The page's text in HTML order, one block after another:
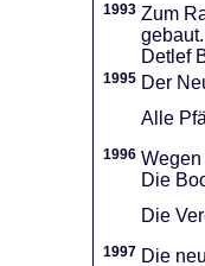
1993 Zum
gebaut.
Detlef
1995 Der
Alle
1996
Die
Die
1997 Die